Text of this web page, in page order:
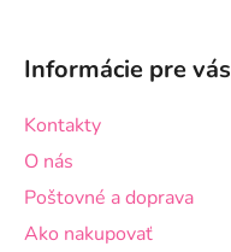
Informácie pre vás
Kontakty
O nás
Poštovné a doprava
Ako nakupovať